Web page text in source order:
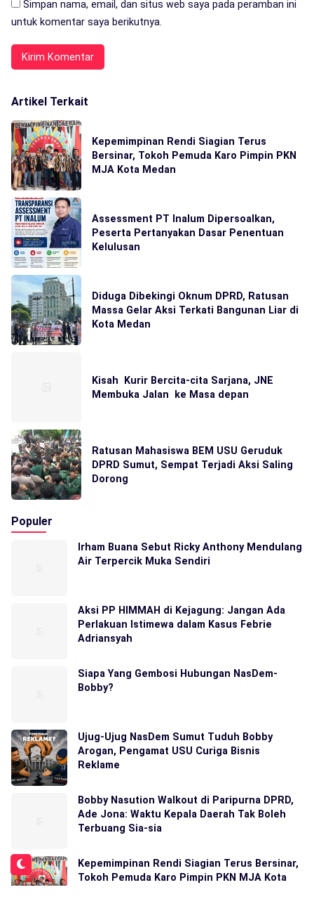
Simpan nama, email, dan situs web saya pada peramban ini
untuk komentar saya berikutnya.
Artikel Terkait
Kepemimpinan Rendi Siagian Terus
Bersinar, Tokoh Pemuda Karo Pimpin PKN
MJA Kota Medan
Assessment PT Inalum Dipersoalkan,
Peserta Pertanyakan Dasar Penentuan
Kelulusan
Diduga Dibekingi Oknum DPRD, Ratusan
Massa Gelar Aksi Terkati Bangunan Liar di
Kota Medan
Kisah Kurir Bercita-cita Sarjana, JNE
Membuka Jalan ke Masa depan
Ratusan Mahasiswa BEM USU Geruduk
DPRD Sumut, Sempat Terjadi Aksi Saling
Dorong
Populer
Irham Buana Sebut Ricky Anthony Mendulang
Air Terpercik Muka Sendiri
Aksi PP HIMMAH di Kejagung: Jangan Ada
Perlakuan Istimewa dalam Kasus Febrie
Adriansyah
Siapa Yang Gembosi Hubungan NasDem-
Bobby?
Ujug-Ujug NasDem Sumut Tuduh Bobby
Arogan, Pengamat USU Curiga Bisnis
Reklame
Bobby Nasution Walkout di Paripurna DPRD,
Ade Jona: Waktu Kepala Daerah Tak Boleh
Terbuang Sia-sia
Kepemimpinan Rendi Siagian Terus Bersinar,
Tokoh Pemuda Karo Pimpin PKN MJA Kota